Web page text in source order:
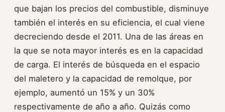
que bajan los precios del combustible, disminuye
también el interés en su eficiencia, el cual viene
decreciendo desde el 2011. Una de las áreas en
la que se nota mayor interés es en la capacidad
de carga. El interés de búsqueda en el espacio
del maletero y la capacidad de remolque, por
ejemplo, aumentó un 15% y un 30%
respectivamente de año a año. Quizás como